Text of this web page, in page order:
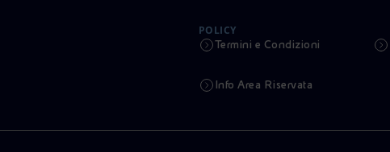
POLICY
Termini e Condizioni
Info Area Riservata